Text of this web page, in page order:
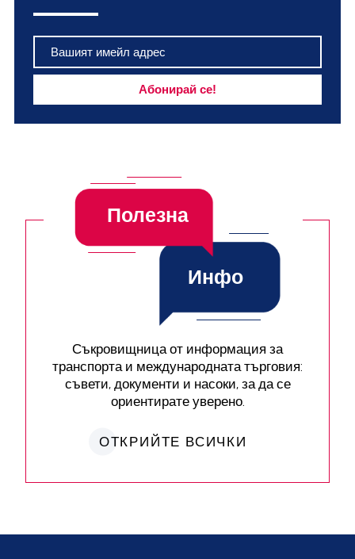
Полезна
Инфо
Съкровищница от информация за
транспорта и международната търговия:
съвети, документи и насоки, за да се
ориентирате уверено.
ОТКРИЙТЕ ВСИЧКИ